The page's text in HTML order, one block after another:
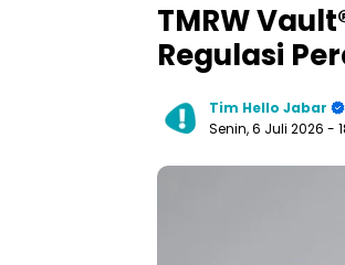
TMRW
Regulasi
Tim Hello Jabar
Senin, 6 Juli 2026 -